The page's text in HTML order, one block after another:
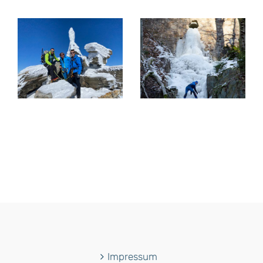
Kleine
Abenteuer –
Einsklettern im
Taunus
Dent Blanche –
4000er im
Oktober
Impressum